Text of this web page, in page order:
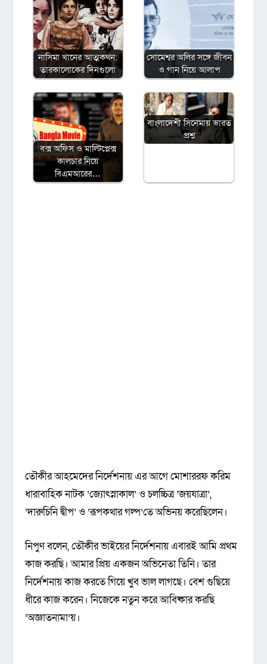
নাসিমা খানের আত্মকথন:
তারকালোকের দিনগুলো
সোমেশ্বর অলির সঙ্গে জীবন
ও গান নিয়ে আলাপ
বক্স অফিস ও মাল্টিপ্লেক্স
কালচার নিয়ে
বিএমআরের…
বাংলাদেশী সিনেমায় ভারত
প্রশ্ন
তৌকীর আহমেদের নির্দেশনায় এর আগে মোশাররফ করিম
ধারাবাহিক নাটক ‘জ্যোৎস্নাকাল’ ও চলচ্চিত্র ‘জয়যাত্রা’,
‘দারুচিনি দ্বীপ’ ও ‘রূপকথার গল্প’তে অভিনয় করেছিলেন।
নিপুণ বলেন, তৌকীর ভাইয়ের নির্দেশনায় এবারই আমি প্রথম
কাজ করছি। আমার প্রিয় একজন অভিনেতা তিনি। তার
নির্দেশনায় কাজ করতে গিয়ে খুব ভাল লাগছে। বেশ গুছিয়ে
ধীরে কাজ করেন। নিজেকে নতুন করে আবিষ্কার করছি
‘অজ্ঞাতনামা’য়।